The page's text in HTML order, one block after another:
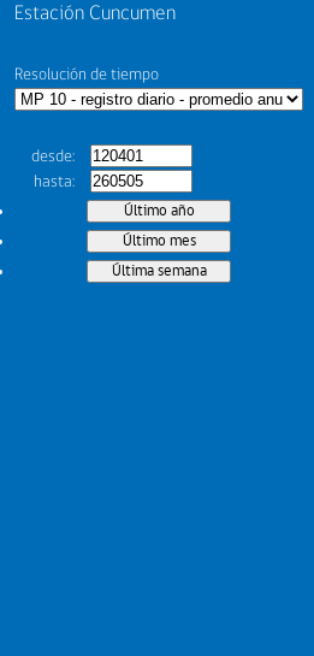
Estación Cuncumen
Resolución de tiempo
desde
hasta